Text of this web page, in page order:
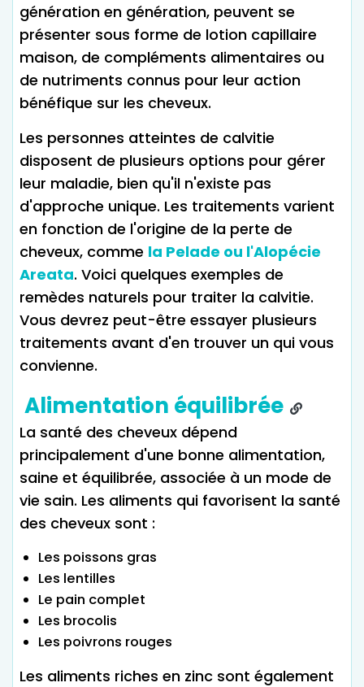
génération en génération, peuvent se
présenter sous forme de lotion capillaire
maison, de compléments alimentaires ou
de nutriments connus pour leur action
bénéfique sur les cheveux.
Les personnes atteintes de calvitie
disposent de plusieurs options pour gérer
leur maladie, bien qu'il n'existe pas
d'approche unique. Les traitements varient
en fonction de l'origine de la perte de
cheveux, comme la Pelade ou l'Alopécie
Areata. Voici quelques exemples de
remèdes naturels pour traiter la calvitie.
Vous devrez peut-être essayer plusieurs
traitements avant d'en trouver un qui vous
convienne.
Alimentation équilibrée
La santé des cheveux dépend
principalement d'une bonne alimentation,
saine et équilibrée, associée à un mode de
vie sain. Les aliments qui favorisent la santé
des cheveux sont :
Les poissons gras
Les lentilles
Le pain complet
Les brocolis
Les poivrons rouges
Les aliments riches en zinc sont également